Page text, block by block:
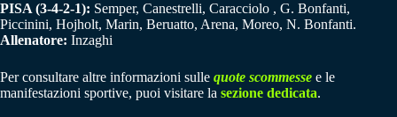
PISA (3-4-2-1): Semper, Canestrelli, Caracciolo , G. Bonfanti,
Piccinini, Hojholt, Marin, Beruatto, Arena, Moreo, N. Bonfanti.
Allenatore: Inzaghi
Per consultare altre informazioni sulle quote scommesse e le
manifestazioni sportive, puoi visitare la sezione dedicata.